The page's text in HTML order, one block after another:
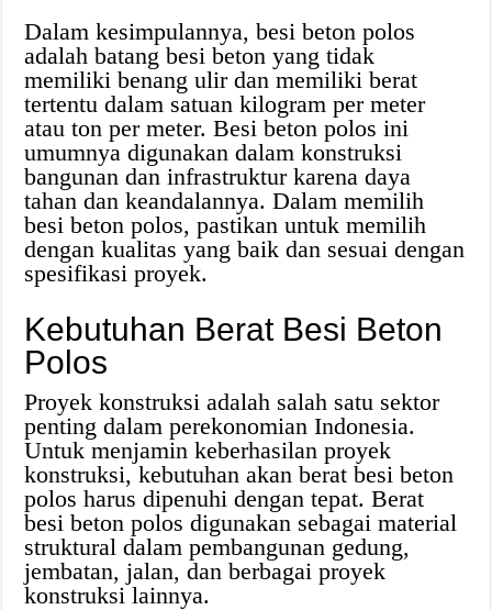
Dalam kesimpulannya, besi beton polos
adalah batang besi beton yang tidak
memiliki benang ulir dan memiliki berat
tertentu dalam satuan kilogram per meter
atau ton per meter. Besi beton polos ini
umumnya digunakan dalam konstruksi
bangunan dan infrastruktur karena daya
tahan dan keandalannya. Dalam memilih
besi beton polos, pastikan untuk memilih
dengan kualitas yang baik dan sesuai dengan
spesifikasi proyek.
Kebutuhan Berat Besi Beton
Polos
Proyek konstruksi adalah salah satu sektor
penting dalam perekonomian Indonesia.
Untuk menjamin keberhasilan proyek
konstruksi, kebutuhan akan berat besi beton
polos harus dipenuhi dengan tepat. Berat
besi beton polos digunakan sebagai material
struktural dalam pembangunan gedung,
jembatan, jalan, dan berbagai proyek
konstruksi lainnya.